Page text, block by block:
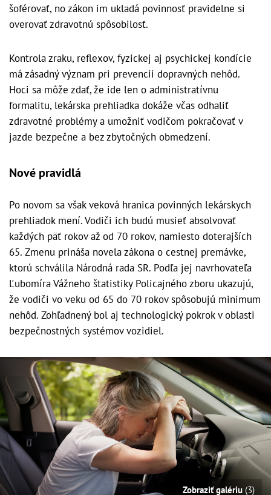
šoférovať, no zákon im ukladá povinnosť pravidelne si
overovať zdravotnú spôsobilosť.
Kontrola zraku, reflexov, fyzickej aj psychickej kondície
má zásadný význam pri prevencii dopravných nehôd.
Hoci sa môže zdať, že ide len o administratívnu
formalitu, lekárska prehliadka dokáže včas odhaliť
zdravotné problémy a umožniť vodičom pokračovať v
jazde bezpečne a bez zbytočných obmedzení.
Nové pravidlá
Po novom sa však veková hranica povinných lekárskych
prehliadok mení. Vodiči ich budú musieť absolvovať
každých päť rokov až od 70 rokov, namiesto doterajších
65. Zmenu prináša novela zákona o cestnej premávke,
ktorú schválila Národná rada SR. Podľa jej navrhovateľa
Ľubomíra Vážneho štatistiky Policajného zboru ukazujú,
že vodiči vo veku od 65 do 70 rokov spôsobujú minimum
nehôd. Zohľadnený bol aj technologický pokrok v oblasti
bezpečnostných systémov vozidiel.
Zobraziť galériu (3)